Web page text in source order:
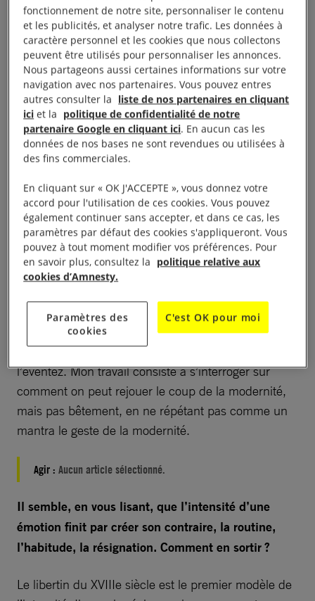
aussi un piège, parce qu’il y a toujours un moment
où y être fidèle, c’est la trahir. Quand on repère en
politique, en esthétique, une volonté de changer, on
finit par la fixer en tradition. Vouloir continuer à
répéter la grande geste des avant-gardes, la
transgression, la subversion, « le pas de plus » dirait
Rimbaud, devient une norme. Si on continue à
changer on est fidèle à la lettre mais on trahit
la tradition du moderne, du changement. Il faut être
fidèle à l’impulsion originelle de la modernité mais
en comprenant que proclamer le changement finit
par le détruire. Il faut trouver une ruse. Je suis très
attentif à cette idée de ruse. L’Histoire est aussi un
moderne pour moi, c’est celui qui veut rejouer le
même coup. Le propre du coup, c’est de ne
marcher qu’une fois. Au moment de le rejouer, vous
l’éventez. Mon travail consiste à s’interroger sur
comment on peut rejouer le coup de la modernité,
mais pas bêtement, en ne répétant pas comme un
mantra le geste de la modernité.
Agir : Aucun article sélectionné.
Il semble, en vous lisant, que l’intensité d’une
émotion finit par créer son contraire, la routine,
l’habitude, la résignation. Comment en sortir ?
Le libertin du XVIIIe siècle est le premier modèle de
fonctionnement de notre site, personnaliser le contenu
et les publicités, et analyser notre trafic. Les données à
caractère personnel et les cookies que nous collectons
peuvent être utilisés pour personnaliser les annonces.
Nous partageons aussi certaines informations sur votre
navigation avec nos partenaires. Vous pouvez entres
autres consulter la liste de nos partenaires en cliquant
ici et la politique de confidentialité de notre
partenaire Google en cliquant ici. En aucun cas les
données de nos bases ne sont revendues ou utilisées à
des fins commerciales.
En cliquant sur « OK J'ACCEPTE », vous donnez votre
accord pour l'utilisation de ces cookies. Vous pouvez
également continuer sans accepter, et dans ce cas, les
paramètres par défaut des cookies s'appliqueront. Vous
pouvez à tout moment modifier vos préférences. Pour
en savoir plus, consultez la politique relative aux
cookies d’Amnesty.
Paramètres des
cookies
C'est OK pour moi